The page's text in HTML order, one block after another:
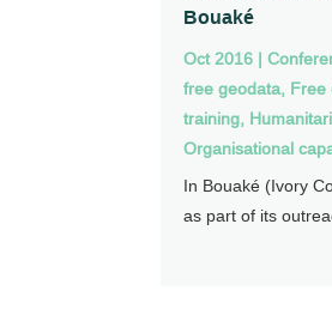
Bouaké
Oct 2016 |
free geodata, Free
training,
Organisational
In Bouaké (Ivory
as part of its